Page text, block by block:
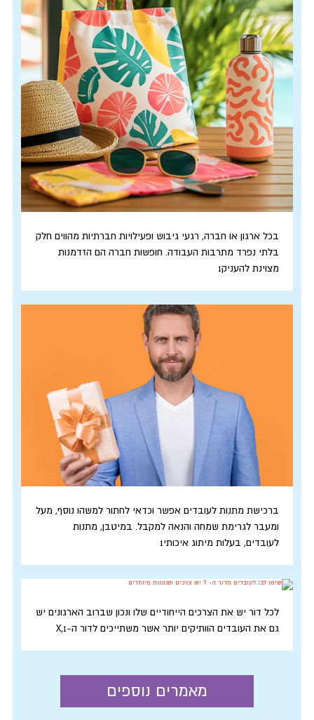
בכל ארגון או חברה, רגעי גיבוש ופעילויות חברתיות מהווים חלק
בלתי נפרד מתרבות העבודה. חופשות חברה הם הזדמנות
מצוינת להעניק1
ברכישת מתנות לעובדים אפשר וכדאי לחתור למשהו נוסף, מעל
ומעבר לגרימת שמחה והנאה למקבל. במיטבן, מתנות
לעובדים, בעלות מיתוג איכותי1
לכל דור יש את הצרכים הייחודיים שלו ונכון שברוב הארגונים יש
גם את העובדים הוותיקים יותר אשר משתייכים לדור ה-X,1
מאמרים נוספים